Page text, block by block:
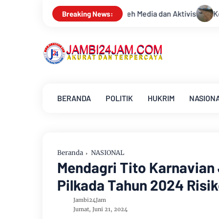
Breaking News:
oleh Media dan Aktivis Kemarau Memuncak, Debit
BERANDA POLITIK HUKRIM
Beranda NASIONAL
Mendagri Tito Karnavian
Pilkada Tahun 2024
Jambi24Jam
Jumat, Juni 21, 2024